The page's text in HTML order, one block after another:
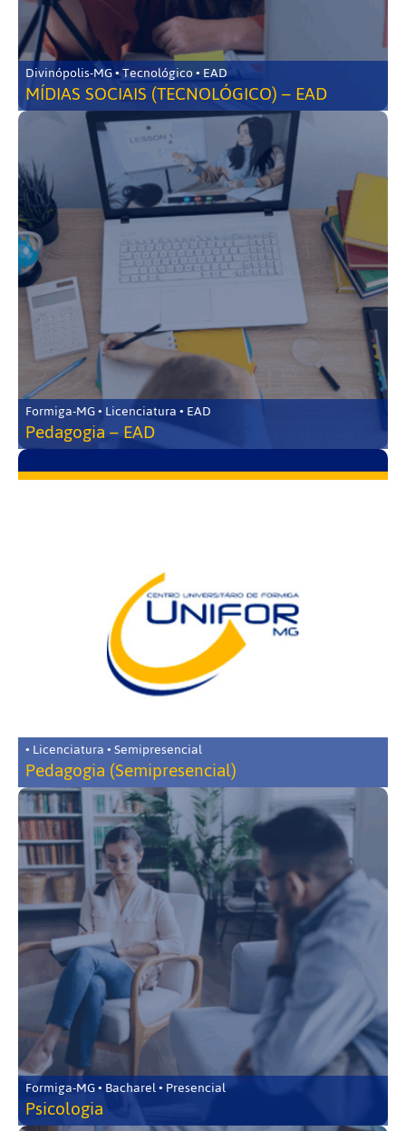
Divinópolis-MG • Tecnológico • EAD
MÍDIAS SOCIAIS (TECNOLÓGICO) – EAD
Formiga-MG • Licenciatura • EAD
Pedagogia – EAD
• Licenciatura • Semipresencial
Pedagogia (Semipresencial)
Formiga-MG • Bacharel • Presencial
Psicologia